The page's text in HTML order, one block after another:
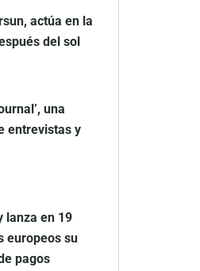
actúa en la
del sol
una
entrevistas y
lanza en 19
europeos su
pagos